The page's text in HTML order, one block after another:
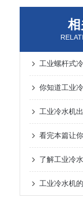
了解工业冷
工业冷水机